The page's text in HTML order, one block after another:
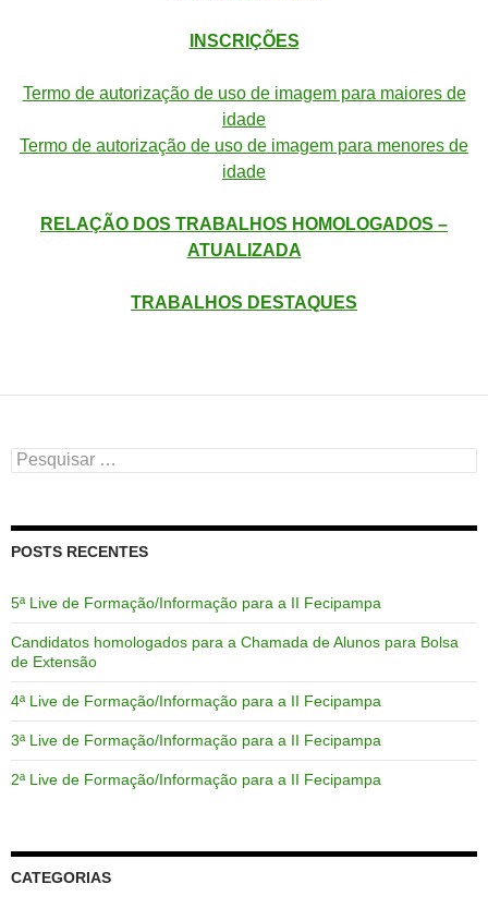
INSCRIÇÕES
Termo de autorização de uso de imagem para maiores de
idade
Termo de autorização de uso de imagem para menores de
idade
RELAÇÃO DOS TRABALHOS HOMOLOGADOS –
ATUALIZADA
TRABALHOS DESTAQUES
Pesquisar
por:
POSTS RECENTES
5ª Live de Formação/Informação para a II Fecipampa
Candidatos homologados para a Chamada de Alunos para Bolsa
de Extensão
4ª Live de Formação/Informação para a II Fecipampa
3ª Live de Formação/Informação para a II Fecipampa
2ª Live de Formação/Informação para a II Fecipampa
CATEGORIAS